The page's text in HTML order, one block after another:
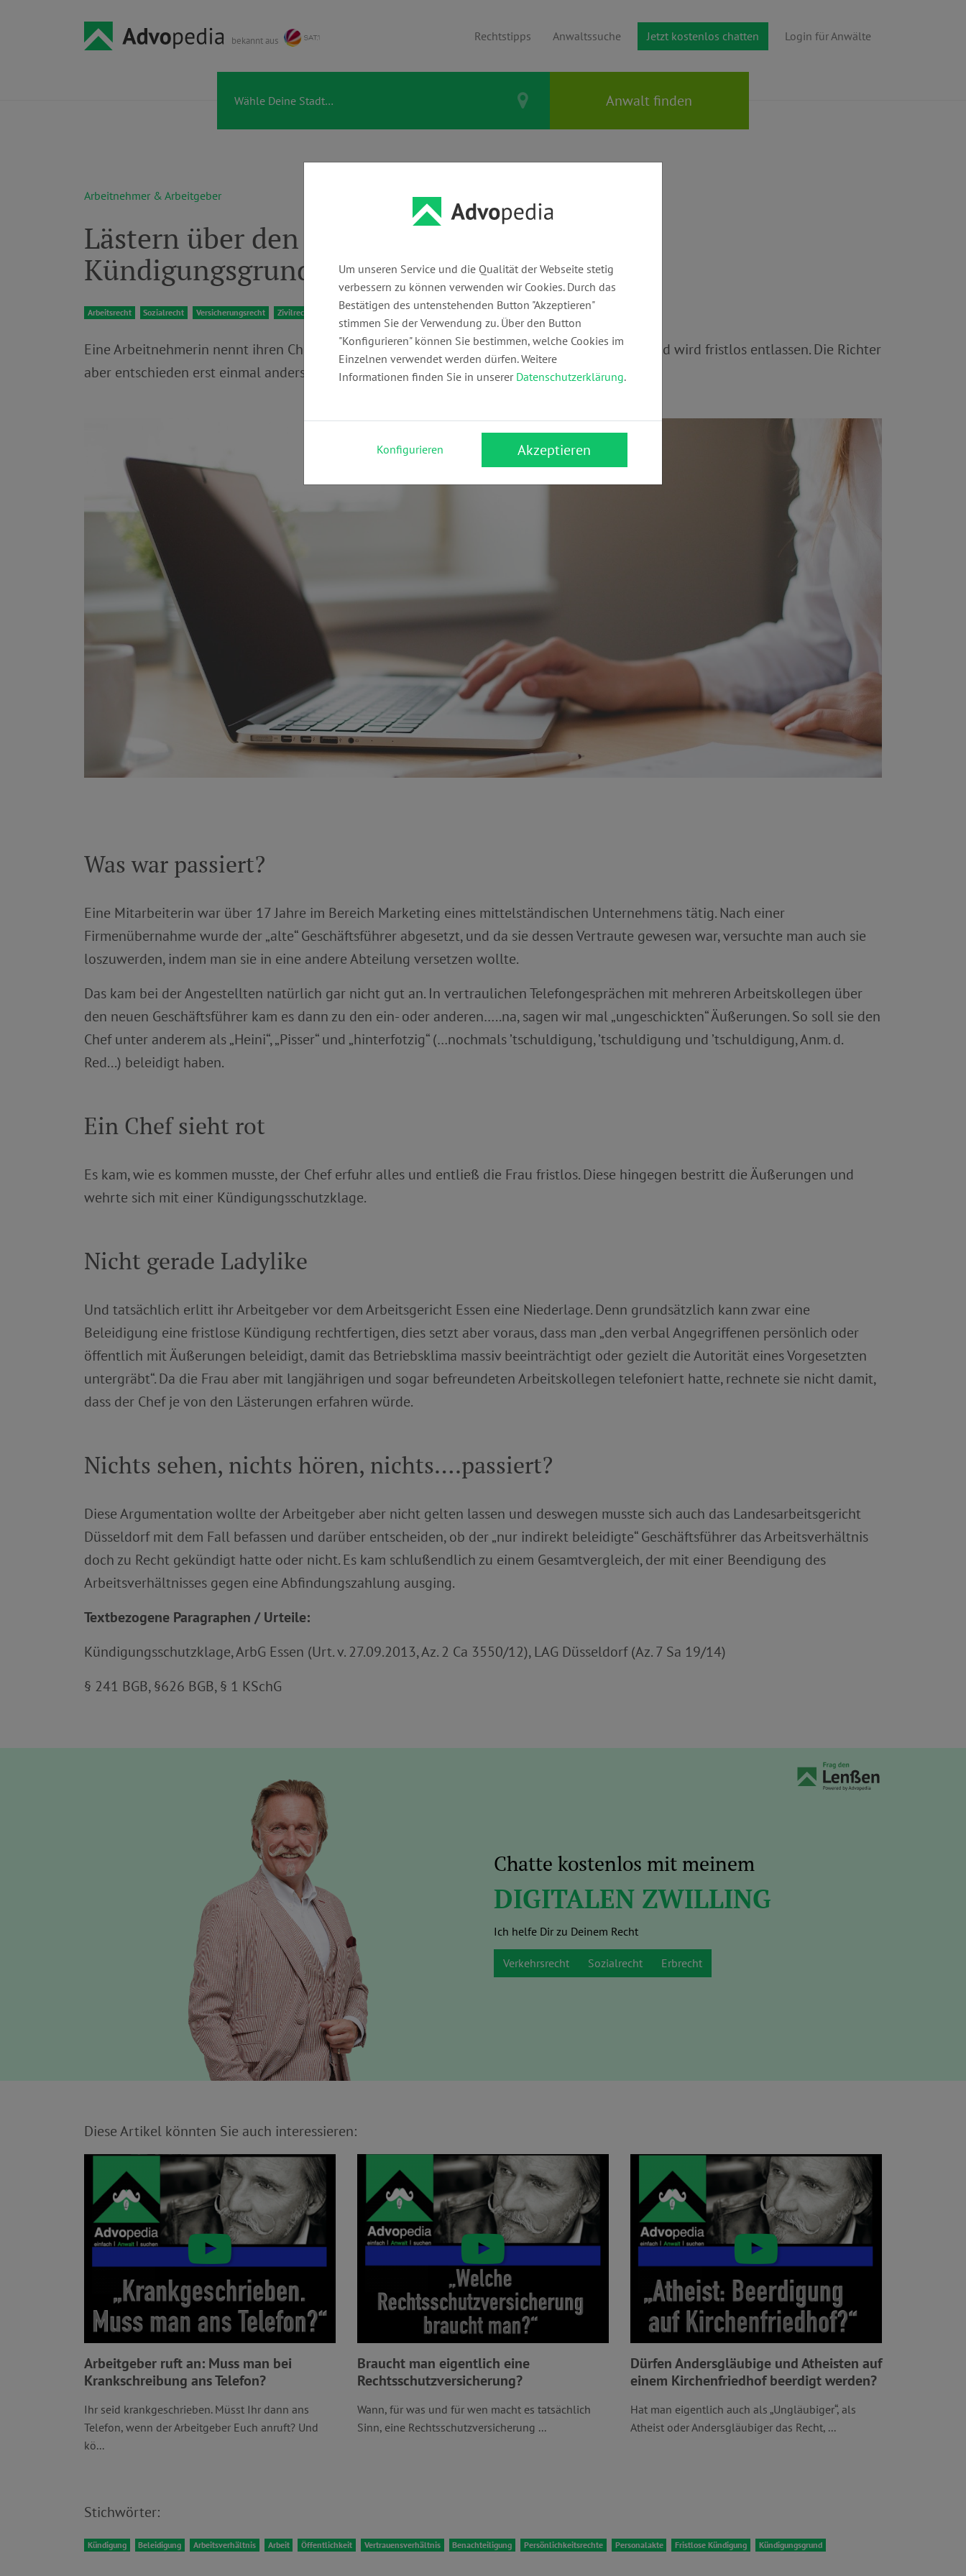
bekannt aus Rechtstipps Anwaltssuche Jetzt kostenlos chatten Login für Anwälte
Arbeitnehmer & Arbeitgeber
Lästern über den Chef: (K)ein
Kündigungsgrund?
Arbeitsrecht Sozialrecht Versicherungsrecht Zivilrecht
Eine Arbeitnehmerin nennt ihren Chef unter anderem „Pisser“(…’tschuldigung, Anm. d. Red…) und wird fristlos entlassen. Die Richter
aber entschieden erst einmal anders und sagten, sie dürfe trotzdem bleiben…
Was war passiert?
Eine Mitarbeiterin war über 17 Jahre im Bereich Marketing eines mittelständischen Unternehmens tätig. Nach einer
Firmenübernahme wurde der „alte“ Geschäftsführer abgesetzt, und da sie dessen Vertraute gewesen war, versuchte man auch sie
loszuwerden, indem man sie in eine andere Abteilung versetzen wollte.
Das kam bei der Angestellten natürlich gar nicht gut an. In vertraulichen Telefongesprächen mit mehreren Arbeitskollegen über
den neuen Geschäftsführer kam es dann zu den ein- oder anderen…..na, sagen wir mal „ungeschickten“ Äußerungen. So soll sie den
Chef unter anderem als „Heini“, „Pisser“ und „hinterfotzig“ (…nochmals ’tschuldigung, ’tschuldigung und ’tschuldigung, Anm. d.
Red...) beleidigt haben.
Ein Chef sieht rot
Es kam, wie es kommen musste, der Chef erfuhr alles und entließ die Frau fristlos. Diese hingegen bestritt die Äußerungen und
wehrte sich mit einer Kündigungsschutzklage.
Nicht gerade Ladylike
Und tatsächlich erlitt ihr Arbeitgeber vor dem Arbeitsgericht Essen eine Niederlage. Denn grundsätzlich kann zwar eine
Beleidigung eine fristlose Kündigung rechtfertigen, dies setzt aber voraus, dass man „den verbal Angegriffenen persönlich oder
öffentlich mit Äußerungen beleidigt, damit das Betriebsklima massiv beeinträchtigt oder gezielt die Autorität eines Vorgesetzten
untergräbt“. Da die Frau aber mit langjährigen und sogar befreundeten Arbeitskollegen telefoniert hatte, rechnete sie nicht damit,
dass der Chef je von den Lästerungen erfahren würde.
Nichts sehen, nichts hören, nichts….passiert?
Diese Argumentation wollte der Arbeitgeber aber nicht gelten lassen und deswegen musste sich auch das Landesarbeitsgericht
Düsseldorf mit dem Fall befassen und darüber entscheiden, ob der „nur indirekt beleidigte“ Geschäftsführer das Arbeitsverhältnis
doch zu Recht gekündigt hatte oder nicht. Es kam schlußendlich zu einem Gesamtvergleich, der mit einer Beendigung des
Arbeitsverhältnisses gegen eine Abfindungszahlung ausging.
Textbezogene Paragraphen / Urteile:
Kündigungsschutzklage, ArbG Essen (Urt. v. 27.09.2013, Az. 2 Ca 3550/12), LAG Düsseldorf (Az. 7 Sa 19/14)
§ 241 BGB, §626 BGB, § 1 KSchG
Chatte kostenlos mit meinem
DIGITALEN ZWILLING
Ich helfe Dir zu Deinem Recht
Verkehrsrecht Sozialrecht Erbrecht
Diese Artikel könnten Sie auch interessieren:
Arbeitgeber ruft an: Muss man bei
Krankschreibung ans Telefon?
Ihr seid krankgeschrieben. Müsst Ihr dann ans
Telefon, wenn der Arbeitgeber Euch anruft? Und
kö...
Braucht man eigentlich eine
Rechtsschutzversicherung?
Wann, für was und für wen macht es tatsächlich
Sinn, eine Rechtsschutzversicherung ...
Dürfen Andersgläubige und Atheisten auf
einem Kirchenfriedhof beerdigt werden?
Hat man eigentlich auch als „Ungläubiger“, als
Atheist oder Andersgläubiger das Recht, ...
Stichwörter:
Kündigung Beleidigung Arbeitsverhältnis Arbeit Öffentlichkeit Vertrauensverhältnis Benachteiligung Persönlichkeitsrechte Personalakte Fristlose Kündigung Kündigungsgrund
Um unseren Service und die Qualität der Webseite stetig
verbessern zu können verwenden wir Cookies. Durch das
Bestätigen des untenstehenden Button "Akzeptieren"
stimmen Sie der Verwendung zu. Über den Button
"Konfigurieren" können Sie bestimmen, welche Cookies im
Einzelnen verwendet werden dürfen. Weitere
Informationen finden Sie in unserer Datenschutzerklärung.
Konfigurieren Akzeptieren